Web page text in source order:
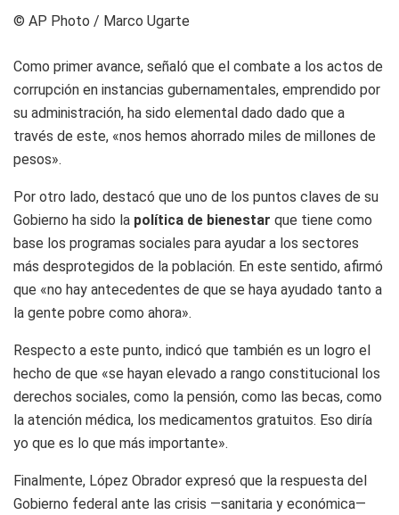
© AP Photo / Marco Ugarte
Como primer avance, señaló que el combate a los actos de
corrupción en instancias gubernamentales, emprendido por
su administración, ha sido elemental dado dado que a
través de este, «nos hemos ahorrado miles de millones de
pesos».
Por otro lado, destacó que uno de los puntos claves de su
Gobierno ha sido la política de bienestar que tiene como
base los programas sociales para ayudar a los sectores
más desprotegidos de la población. En este sentido, afirmó
que «no hay antecedentes de que se haya ayudado tanto a
la gente pobre como ahora».
Respecto a este punto, indicó que también es un logro el
hecho de que «se hayan elevado a rango constitucional los
derechos sociales, como la pensión, como las becas, como
la atención médica, los medicamentos gratuitos. Eso diría
yo que es lo que más importante».
Finalmente, López Obrador expresó que la respuesta del
Gobierno federal ante las crisis —sanitaria y económica—